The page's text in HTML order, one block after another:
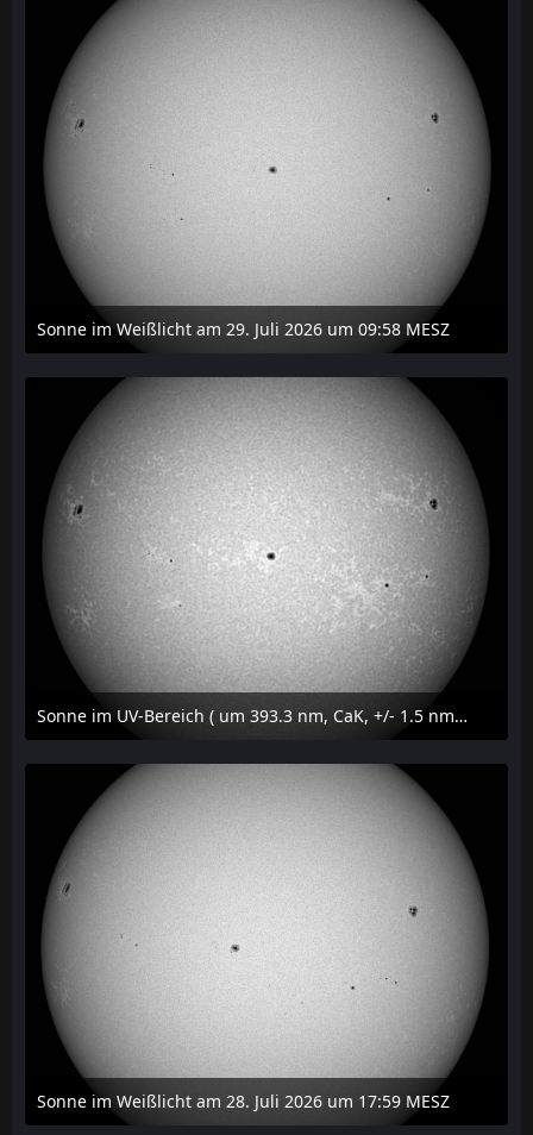
Sonne im Weißlicht am 29. Juli 2026 um 09:58 MESZ
31. Juli 2026 um 20:03
Sonne im UV-Bereich ( um 393.3 nm, CaK, +/- 1.5 nm) am 29. Juli 2026 um 09:50 MESZ
31. Juli 2026 um 20:03
Sonne im Weißlicht am 28. Juli 2026 um 17:59 MESZ
31. Juli 2026 um 20:03